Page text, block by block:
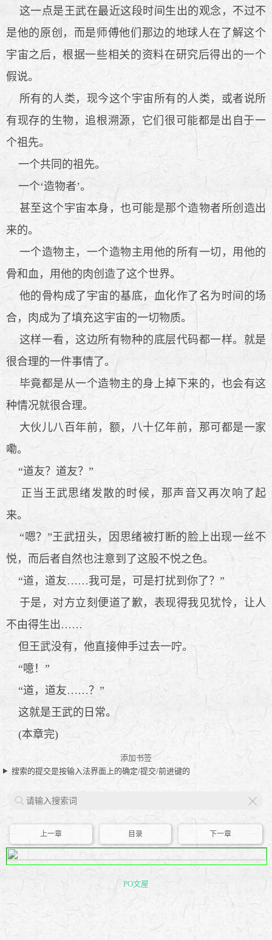
这一点是王武在最近这段时间生出的观念，不过不
是他的原创，而是师傅他们那边的地球人在了解这个
宇宙之后，根据一些相关的资料在研究后得出的一个
假说。
所有的人类，现今这个宇宙所有的人类，或者说所
有现存的生物，追根溯源，它们很可能都是出自于一
个祖先。
一个共同的祖先。
一个‘造物者’。
甚至这个宇宙本身，也可能是那个造物者所创造出
来的。
一个造物主，一个造物主用他的所有一切，用他的
骨和血，用他的肉创造了这个世界。
他的骨构成了宇宙的基底，血化作了名为时间的场
合，肉成为了填充这宇宙的一切物质。
这样一看，这边所有物种的底层代码都一样。就是
很合理的一件事情了。
毕竟都是从一个造物主的身上掉下来的，也会有这
种情况就很合理。
大伙儿八百年前，额，八十亿年前，那可都是一家
嘞。
“道友？道友？”
正当王武思绪发散的时候，那声音又再次响了起
来。
“嗯？”王武扭头，因思绪被打断的脸上出现一丝不
悦，而后者自然也注意到了这股不悦之色。
“道，道友……我可是，可是打扰到你了？”
于是，对方立刻便道了歉，表现得我见犹怜，让人
不由得生出……
但王武没有，他直接伸手过去一咛。
“噫！”
“道，道友……？”
这就是王武的日常。
(本章完)
添加书签
搜索的提交是按输入法界面上的确定/提交/前进键的
上一章 目录 下一章
PO文屋